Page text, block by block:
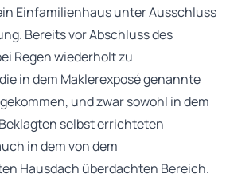
Einfamilienhaus unter Ausschluss
Bereits vor Abschluss des
Regen wiederholt zu
in dem Maklerexposé genannte
und zwar sowohl in dem
selbst errichteten
in dem von dem
Hausdach überdachten Bereich.